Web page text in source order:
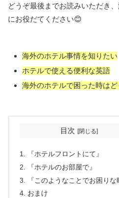
どうぞ最後までお読みいただき
にお役だてください😊
海外のホテル事情を知りたい
ホテルで使える便利な英語
海外のホテルで困った時は
目次
『ホテルフロントにて』
『ホテルのお部屋で』
『このようなことでお困りな
おまけ